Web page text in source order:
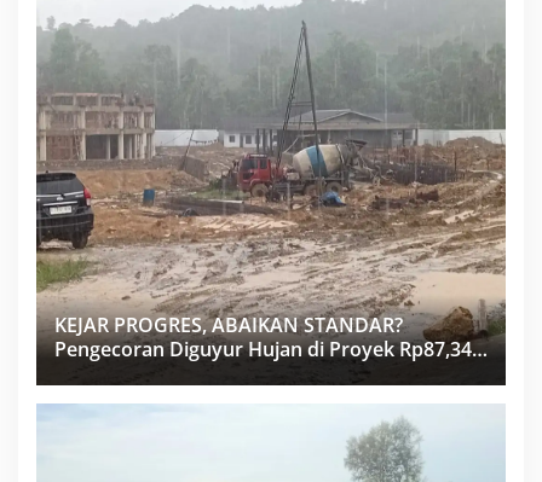
KEJAR PROGRES, ABAIKAN STANDAR?
Pengecoran Diguyur Hujan di Proyek Rp87,34
Miliar Sukma Nias, Konsultan, Pengawas dan
PPK Bungkam